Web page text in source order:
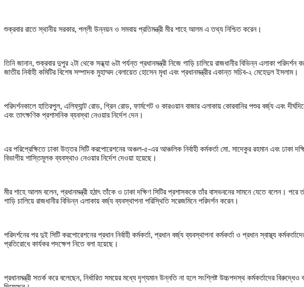
শুক্রবার রাতে স্থানীয় সরকার, পল্লী উন্নয়ন ও সমবায় প্রতিমন্ত্রী মীর শাহে আলম এ তথ্য নিশ্চিত করেন।
তিনি জানান, শুক্রবার দুপুর ২টা থেকে সন্ধ্যা ৬টা পর্যন্ত প্রধানমন্ত্রী নিজে গাড়ি চালিয়ে রাজধানীর বিভিন্ন এলাকা
জাতীয় নির্বাহী কমিটির বিশেষ সম্পাদক মুহাম্মদ বেলায়েত হোসেন মৃধা এবং প্রধানমন্ত্রীর একান্ত সচিব-২ মেহেদুল ইসলাম।
পরিদর্শনকালে হাতিরপুল, এলিফ্যান্ট রোড, গ্রিন রোড, ফার্মগেট ও কারওয়ান বাজার এলাকায় কোরবানির পশুর বর্জ্য এবং
এবং তাৎক্ষণিক প্রশাসনিক ব্যবস্থা নেওয়ার নির্দেশ দেন।
এর পরিপ্রেক্ষিতে ঢাকা উত্তর সিটি করপোরেশনের অঞ্চল-৫-এর আঞ্চলিক নির্বাহী কর্মকর্তা মো. সাদেকুর রহমান এবং ঢাকা
বিভাগীয় শাস্তিমূলক ব্যবস্থাও নেওয়ার নির্দেশ দেওয়া হয়েছে।
মীর শাহে আলম বলেন, প্রধানমন্ত্রী হঠাৎ তাঁকে ও ঢাকা দক্ষিণ সিটির প্রশাসককে তাঁর বাসভবনের সামনে যেতে বলেন।
গাড়ি চালিয়ে রাজধানীর বিভিন্ন এলাকায় বর্জ্য ব্যবস্থাপনা পরিস্থিতি সরেজমিনে পরিদর্শন করেন।
পরিদর্শনের পর দুই সিটি করপোরেশনের প্রধান নির্বাহী কর্মকর্তা, প্রধান বর্জ্য ব্যবস্থাপনা কর্মকর্তা ও প্রধান স্বাস্থ্য
প্রতিরোধে কার্যকর পদক্ষেপ নিতে বলা হয়েছে।
প্রধানমন্ত্রী সতর্ক করে বলেছেন, নির্ধারিত সময়ের মধ্যে দৃশ্যমান উন্নতি না হলে সংশ্লিষ্ট উচ্চপদস্থ কর্মকর্তাদের